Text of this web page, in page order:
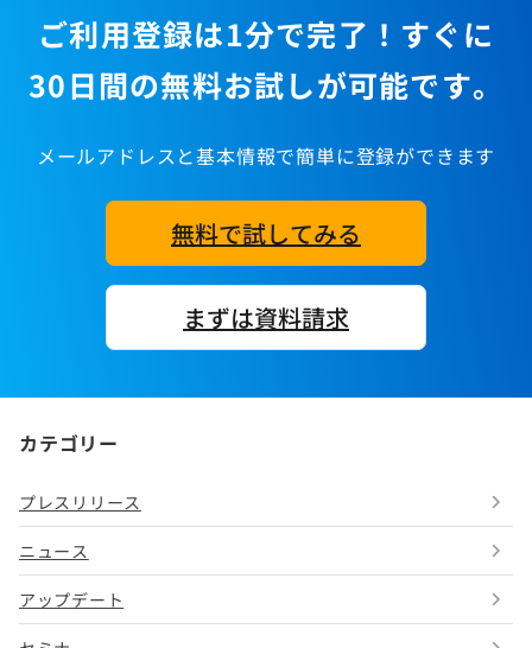
ご利用登録は1分で完了！すぐに
30日間の無料お試しが可能です。
メールアドレスと基本情報で簡単に登録ができます
無料で試してみる
まずは資料請求
カテゴリー
プレスリリース
ニュース
アップデート